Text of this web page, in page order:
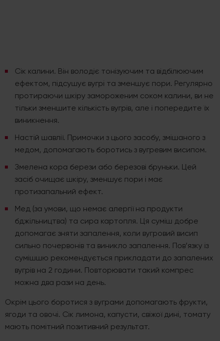
Сік калини. Він володіє тонізуючим та відбілюючим
ефектом, підсушує вугрі та зменшує пори. Регулярно
протираючи шкіру замороженим соком калини, ви не
тільки зменшите кількість вугрів, але і попередите їх
виникнення.
Настій шавлії. Примочки з цього засобу, змішаного з
медом, допомагають боротись з вугревим висипом.
Змелена кора берези або березові бруньки. Цей
засіб очищає шкіру, зменшує пори і має
протизапальний ефект.
Мед (за умови, що немає алергії на продукти
бджільництва) та сира картопля. Ця суміш добре
допомагає зняти запалення, коли вугровий висип
сильно почервонів та виникло запалення. Пов’язку із
сумішшю рекомендується прикладати до запалених
вугрів на 2 години. Повторювати такий компрес
можна два рази на день.
Окрім цього боротися з вуграми допомагають фрукти,
ягоди та овочі. Сік лимона, капусти, свіжої дині, томату
мають помітний позитивний результат.